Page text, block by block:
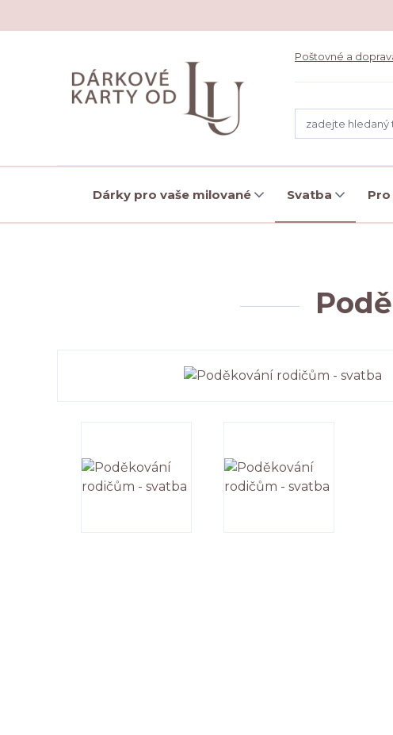
Poštovné a
Dárky pro vaše milované Svatba